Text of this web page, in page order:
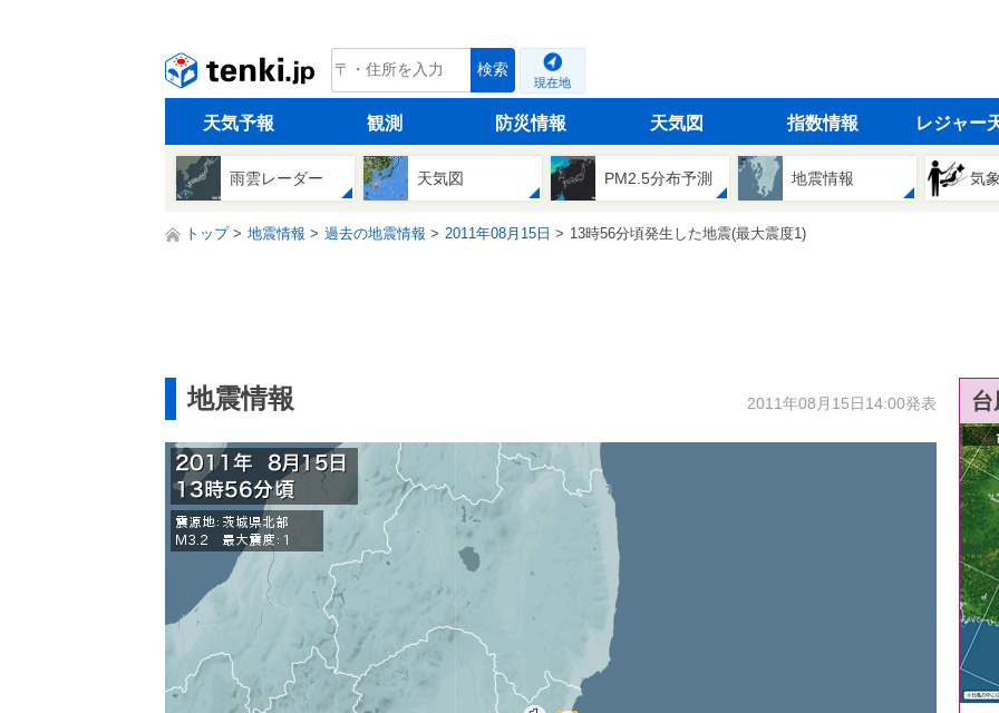
tenki.jp 検索
現在地
天気予報 観測 防災情報 天気図 指数情報 レジャー
雨雲レーダー 天気図 PM2.5分布予測 地震情報 気
トップ 地震情報 過去の地震情報 2011年08月15日 13時56分頃発生した地震(最大震度1)
地震情報 2011年08月15日14:00発表